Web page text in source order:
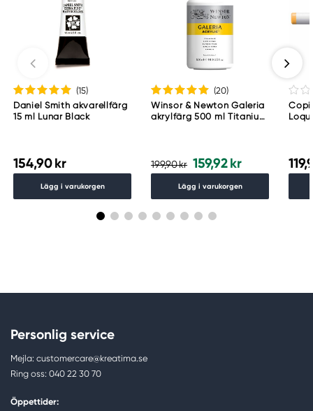
(15)
Daniel Smith akvarellfärg
15 ml Lunar Black
154,90 kr
Lägg i varukorgen
(20)
Winsor & Newton Galeria
akrylfärg 500 ml Titanium
199,90 kr 159,92 kr
Lägg i varukorgen
Personlig service
Mejla: customercare@kreatima.se
Ring oss: 040 22 30 70
Öppettider: